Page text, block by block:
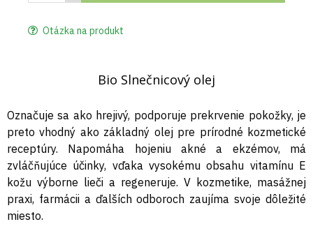
Otázka na produkt
Bio Slnečnicový olej
Označuje sa ako hrejivý, podporuje prekrvenie pokožky, je
preto vhodný ako základný olej pre prírodné kozmetické
receptúry. Napomáha hojeniu akné a ekzémov, má
zvláčňujúce účinky, vďaka vysokému obsahu vitamínu E
kožu výborne lieči a regeneruje. V kozmetike, masážnej
praxi, farmácii a ďalších odboroch zaujíma svoje dôležité
miesto.